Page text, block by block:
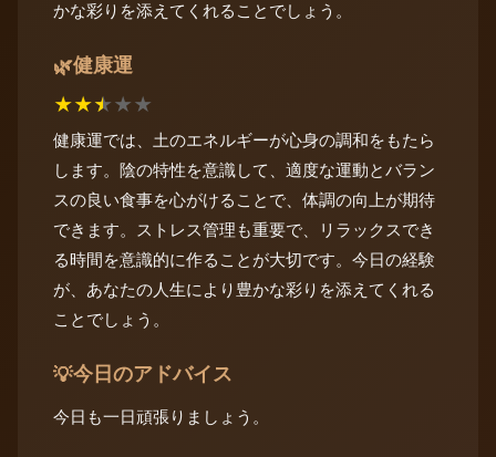
かな彩りを添えてくれることでしょう。
🌿健康運
★★★★★
健康運では、土のエネルギーが心身の調和をもたら
します。陰の特性を意識して、適度な運動とバラン
スの良い食事を心がけることで、体調の向上が期待
できます。ストレス管理も重要で、リラックスでき
る時間を意識的に作ることが大切です。今日の経験
が、あなたの人生により豊かな彩りを添えてくれる
ことでしょう。
💡今日のアドバイス
今日も一日頑張りましょう。